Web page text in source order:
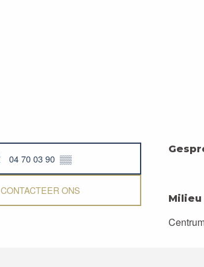
04 70 03 90 ▒▒
CONTACTEER ONS
Milieu
Milieu